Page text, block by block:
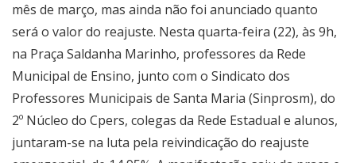
mês de março, mas ainda não foi anunciado quanto
será o valor do reajuste. Nesta quarta-feira (22), às 9h,
na Praça Saldanha Marinho, professores da Rede
Municipal de Ensino, junto com o Sindicato dos
Professores Municipais de Santa Maria (Sinprosm), do
2º Núcleo do Cpers, colegas da Rede Estadual e alunos,
juntaram-se na luta pela reivindicação do reajuste